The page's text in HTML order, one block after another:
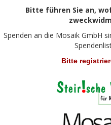
Bitte führen Sie an,
Spenden an die Mosaik GmbH
Bitte